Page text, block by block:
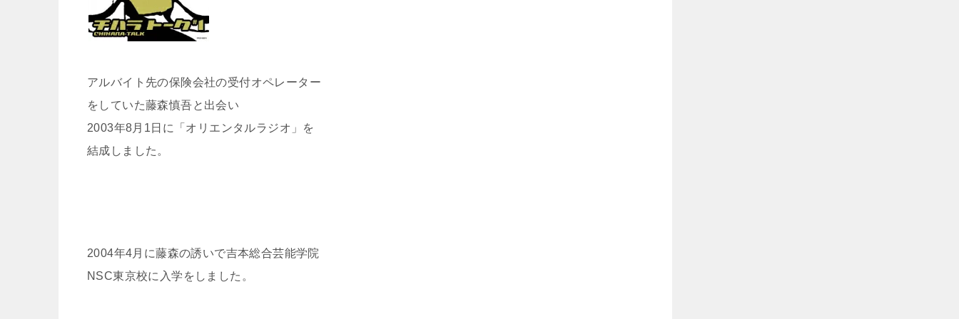
アルバイト先の保険会社の受付オペレーター
をしていた藤森慎吾と出会い
2003年8月1日に「オリエンタルラジオ」を
結成しました。
2004年4月に藤森の誘いで吉本総合芸能学院
NSC東京校に入学をしました。